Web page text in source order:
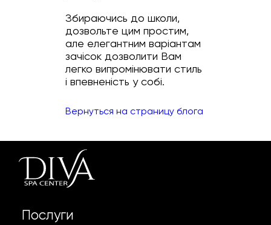
Збираючись до школи,
дозвольте цим простим,
але елегантним варіантам
зачісок дозволити Вам
легко випромінювати стиль
і впевненість у собі.
Вернуться на страницу блога
Послуги